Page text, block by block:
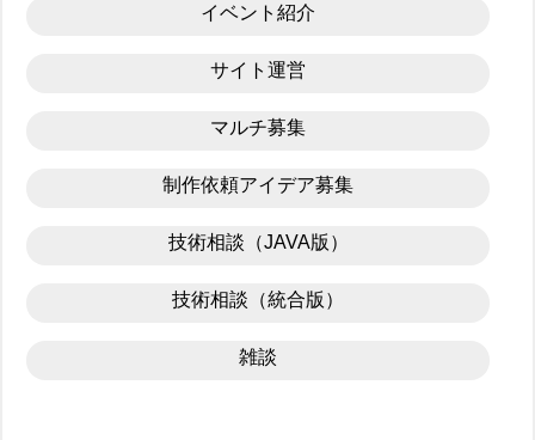
イベント紹介
サイト運営
マルチ募集
制作依頼アイデア募集
技術相談（JAVA版）
技術相談（統合版）
雑談